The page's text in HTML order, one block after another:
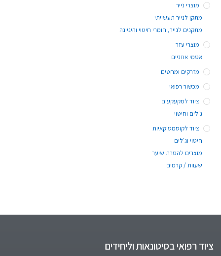
מוצרי נייר
מתקן לנייר תעשייתי
מתקנים לנייר, חומרי חיטוי והיגיינה
מוצרי עזר
אטמי אוזניים
מזרקים ומחטים
מכשור רפואי
ציוד למקעקעים
ג'לים וחיטוי
ציוד לקוסמטיקאיות
חיטוי וג'לים
מוצרים להסרת שיער
שעוות / קרמים
ציוד רפואי בסיטונאות וליחידים